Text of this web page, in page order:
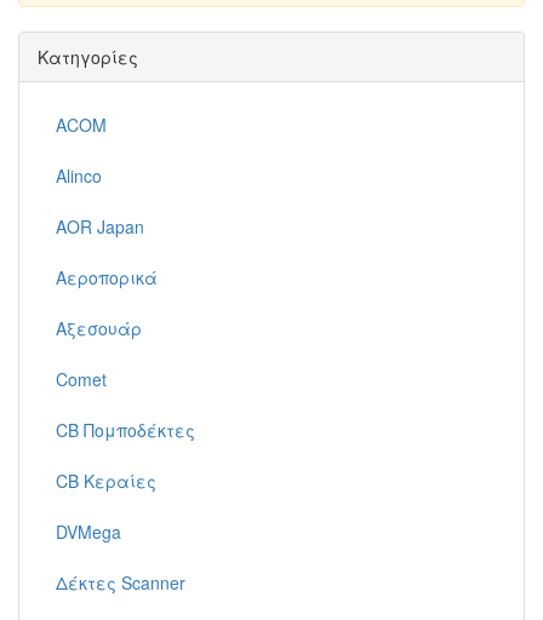
Κατηγορίες
ACOM
Alinco
AOR Japan
Αεροπορικά
Αξεσουάρ
Comet
CB Πομποδέκτες
CB Κεραίες
DVMega
Δέκτες Scanner